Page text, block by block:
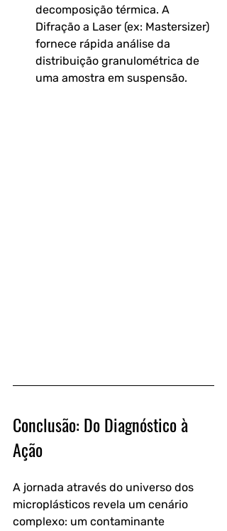
decomposição térmica. A
Difração a Laser (ex: Mastersizer)
fornece rápida análise da
distribuição granulométrica de
uma amostra em suspensão.
Conclusão: Do Diagnóstico à
Ação
A jornada através do universo dos
microplásticos revela um cenário
complexo: um contaminante